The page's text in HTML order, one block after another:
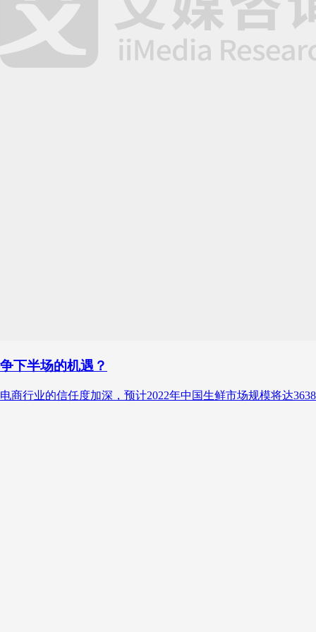
下半场的机遇？
行业的信任度加深，预计2022年中国生鲜市场规模将达